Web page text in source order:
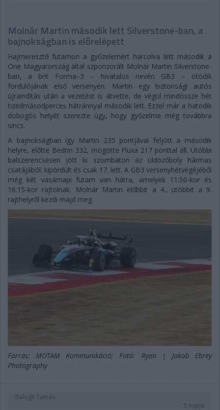
Molnár Martin második lett Silverstone-ban, a
bajnokságban is előrelépett
Hajmeresztő futamon a győzelemért harcolva lett második a
One Magyarország által szponzorált Molnár Martin Silverstone-
ban, a brit Forma–3 – hivatalos nevén GB3 – ötödik
fordulójának első versenyén. Martin egy biztonsági autós
újraindítás után a vezetést is átvette, de végül mindössze hét
tizedmásodperces hátránnyal második lett. Ezzel már a hatodik
dobogós helyét szerezte úgy, hogy győzelme még továbbra
sincs.
A bajnokságban így Martin 235 pontjával feljött a második
helyre, előtte Bedrin 332, mögötte Fluxa 217 ponttal áll. Utóbbi
balszerencsésen jött ki szombaton az üldözőboly hármas
csatájából: kipördült és csak 17. lett. A GB3 versenyhétvégéjéből
még két vasárnapi futam van hátra, amelyek 11:50-kor és
16:15-kor rajtolnak. Molnár Martin előbbit a 4., utóbbit a 9.
rajthelyről kezdi majd meg.
Forrás: MOTAM Kommunikáció; Fotó: Ryan | Jakob Ebrey
Photography
Balogh Tamás
5 napja